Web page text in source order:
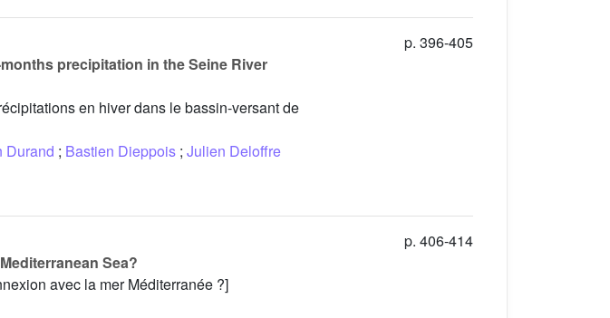
precipitation in the Seine River
en hiver dans le bassin-versant de
Durand ; Bastien Dieppois ; Julien Deloffre
p. 396-405
Sea?
avec la mer Méditerranée ?]
p. 406-414